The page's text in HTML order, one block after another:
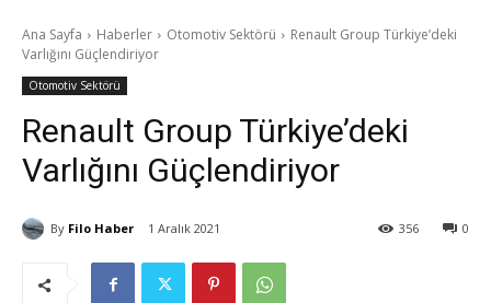
Ana Sayfa Haberler Otomotiv Sektörü
Renault Group Türkiye’deki
Varlığını Güçlendiriyor
Otomotiv Sektörü
Renault Group Türkiye’deki
Varlığını Güçlendiriyor
By Filo Haber 1 Aralık 2021 0
356